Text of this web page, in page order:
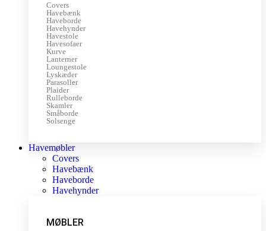
Covers
Havebænk
Haveborde
Havehynder
Havestole
Havesofaer
Kurve
Lanterner
Loungestole
Lyskæder
Parasoller
Plaider
Rulleborde
Skamler
Småborde
Solsenge
Havemøbler
Covers
Havebænk
Haveborde
Havehynder
MØBLER